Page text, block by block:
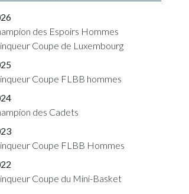
des Espoirs Hommes
Coupe de Luxembourg
Coupe FLBB hommes
des Cadets
Coupe FLBB Hommes
Coupe du Mini-Basket